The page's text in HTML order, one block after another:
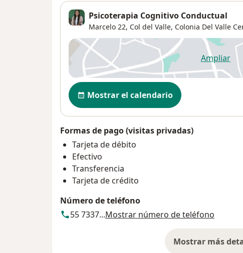
Psicoterapia Cognitivo Conductual
Marcelo 22, Col del Valle, Colonia Del Valle
Ampliar
se
Disponibilidad
Mostrar el calendario
Formas de pago (visitas privadas)
Tarjeta de débito
Efectivo
Transferencia
Tarjeta de crédito
Número de teléfono
55 7337...Mostrar número de teléfono
Mostrar mássobre